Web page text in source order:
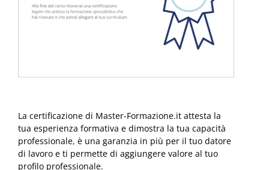
La certificazione di Master-Formazione.it attesta la
tua esperienza formativa e dimostra la tua capacità
professionale, è una garanzia in più per il tuo datore
di lavoro e ti permette di aggiungere valore al tuo
profilo professionale.